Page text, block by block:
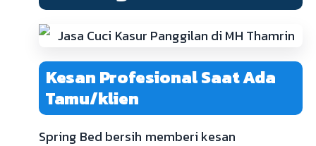
Kesan Profesional Saat Ada
Tamu/klien
Spring Bed bersih memberi kesan